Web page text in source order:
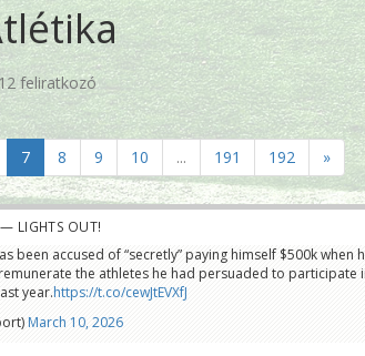
feliratkozó
7 8 9 10 ... 191 192 »
— LIGHTS OUT!
been accused of “secretly” paying himself $500k when
the athletes he had persuaded to participate
year.https://t.co/cewJtEVXfJ
March 10, 2026